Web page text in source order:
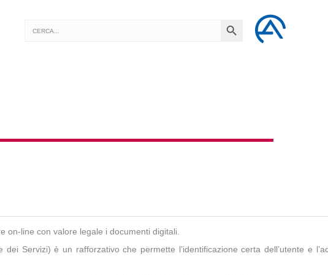
for:
SEARCH BUTTON
on-line con valore legale i documenti digitali.
Servizi) è un rafforzativo che permette l’identificazione certa dell’utente e